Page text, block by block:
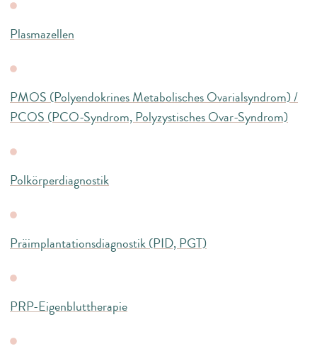
Plasmazellen
PMOS (Polyendokrines Metabolisches Ovarialsyndrom) /
PCOS (PCO-Syndrom, Polyzystisches Ovar-Syndrom)
Polkörperdiagnostik
Präimplantationsdiagnostik (PID, PGT)
PRP-Eigenbluttherapie